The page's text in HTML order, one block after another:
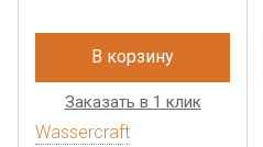
В корзину
Заказать в 1 клик
Wassercraft